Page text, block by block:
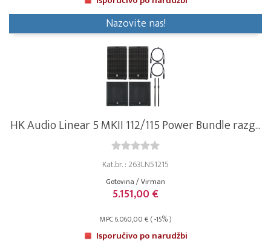
Nazovite nas!
HK Audio Linear 5 MKII 112/115 Power Bundle razg...
Kat.br. : 263LN51215
Gotovina / Virman
5.151,00 €
MPC 6.060,00 € ( -15% )
Isporučivo po narudžbi